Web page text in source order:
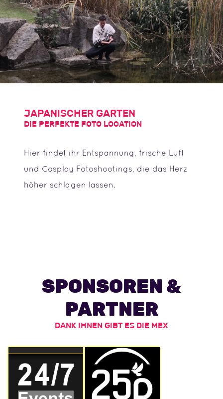
JAPANISCHER GARTEN
DIE PERFEKTE FOTO LOCATION
Hier findet ihr Entspannung, frische Luft
und Cosplay Fotoshootings, die das Herz
höher schlagen lassen.
SPONSOREN &
PARTNER
DANK IHNEN GIBT ES DIE MEX